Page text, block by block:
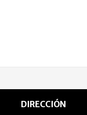
DIRECCIÓN